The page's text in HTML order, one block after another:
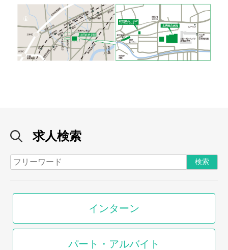
求人検索
インターン
パート・アルバイト